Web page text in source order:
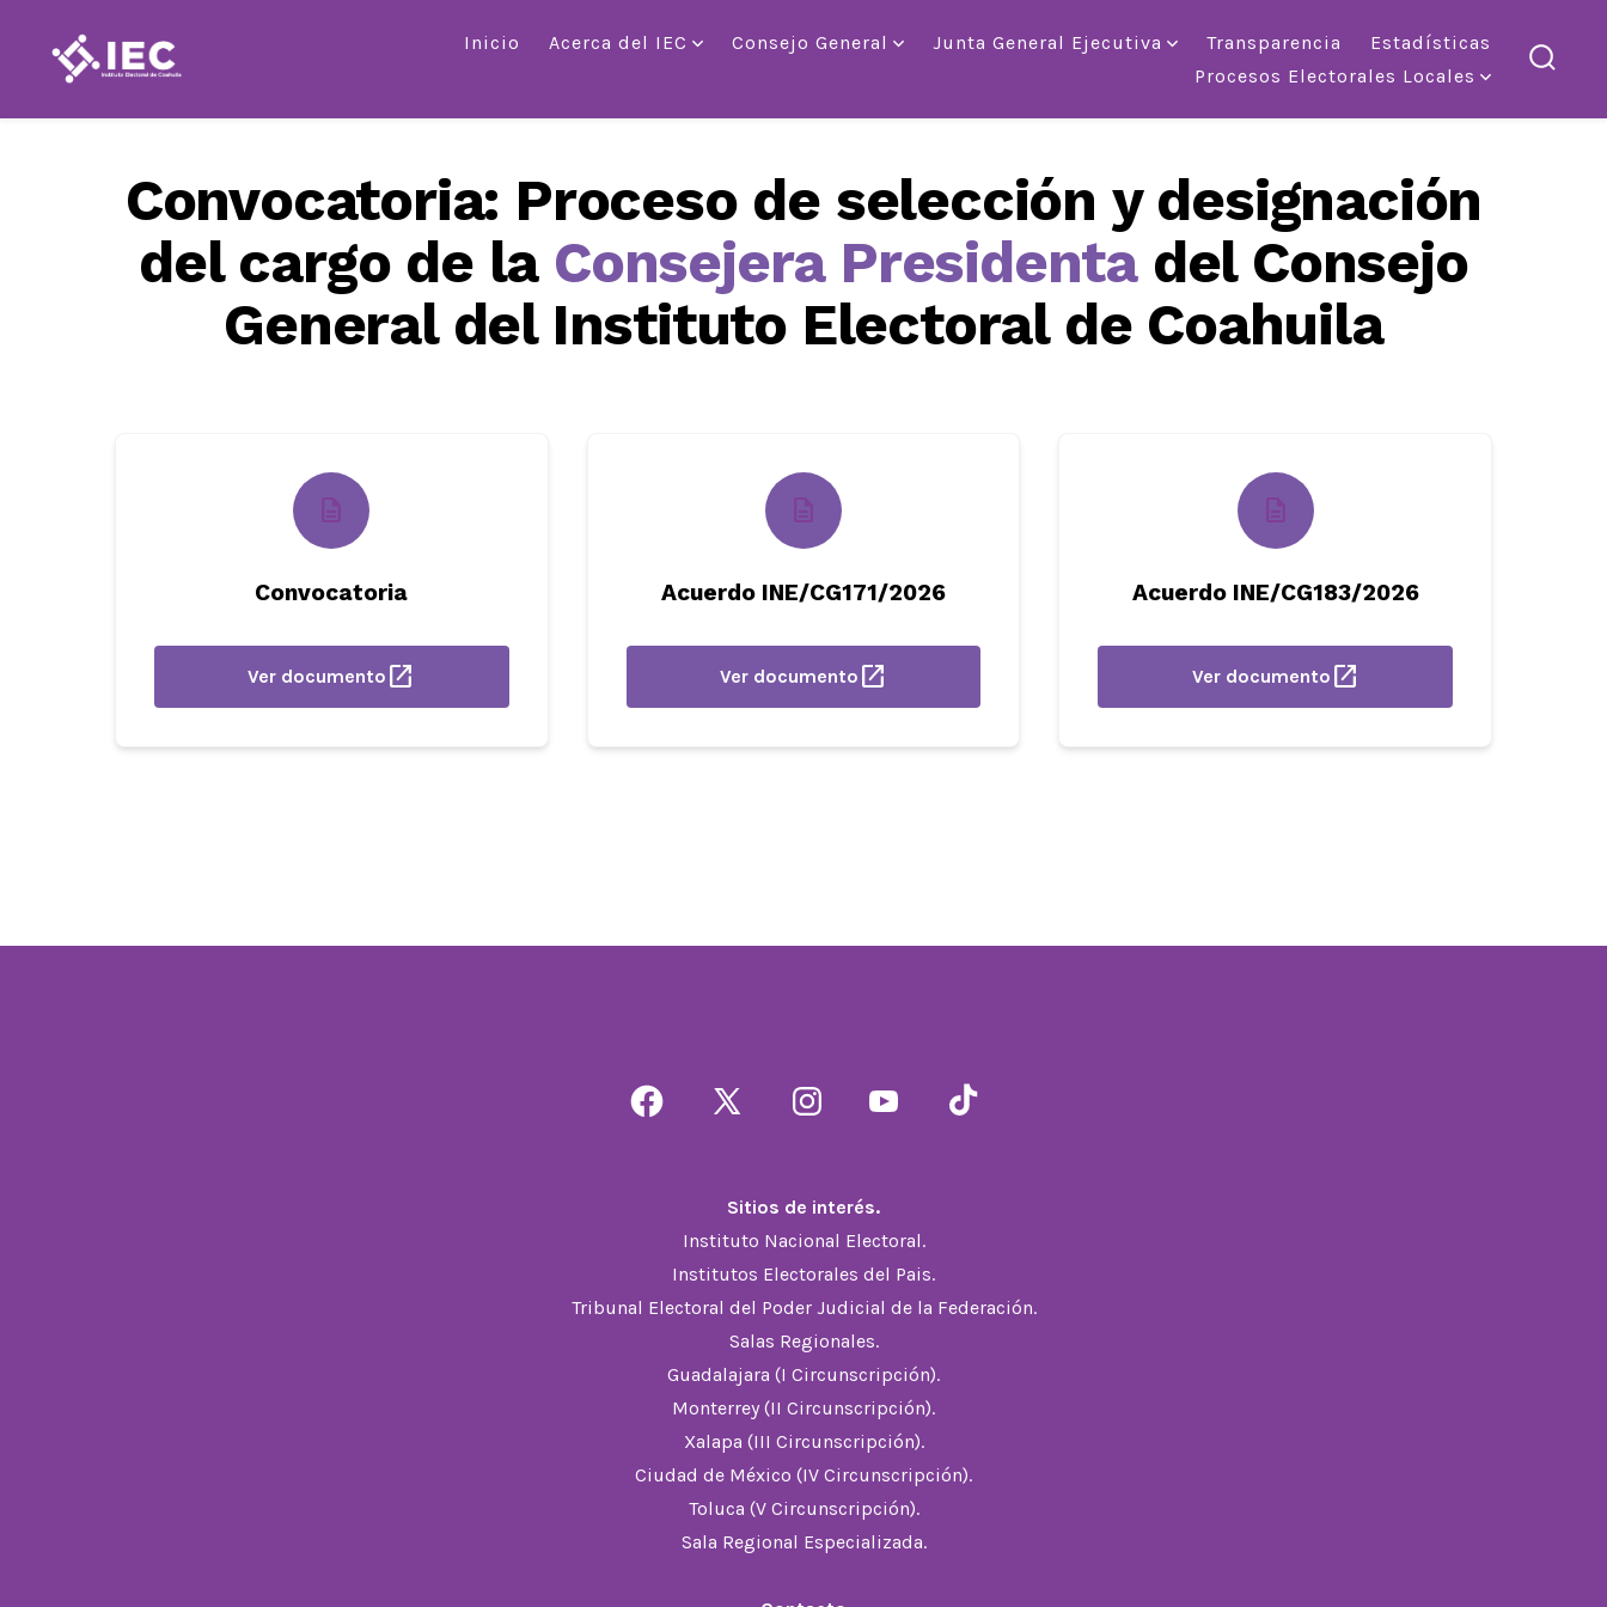
contenido
Inicio Acerca del IEC Consejo General Junta General Ejecutiva Transparencia
Estadísticas
Procesos Electorales Locales
Convocatoria: Proceso de selección y designación
del cargo de la Consejera Presidentadel Consejo
General del Instituto Electoral de Coahuila
description
Convocatoria
Ver documento open_in_new
description
Acuerdo INE/CG171/2026
Ver documento open_in_new
description
Acuerdo INE/CG183/2026
Ver documento open_in_new
Abrir
nueva
pestaña
Abrir
una
nueva
pestaña
Abrir
una
nueva
pestaña
Abrir
nueva
pestaña
Abrir
Sitios de interés.
Instituto Nacional Electoral.
Institutos Electorales del Pais.
Tribunal Electoral del Poder Judicial de la Federación.
Salas Regionales.
Guadalajara (I Circunscripción).
Monterrey (II Circunscripción).
Xalapa (III Circunscripción).
Ciudad de México (IV Circunscripción).
Toluca (V Circunscripción).
Sala Regional Especializada.